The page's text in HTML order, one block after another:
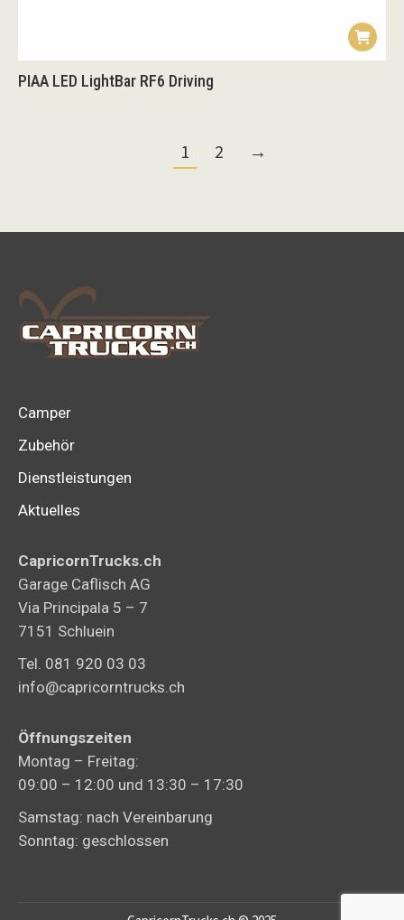
PIAA LED LightBar RF6 Driving
1 2 →
Camper
Zubehör
Dienstleistungen
Aktuelles
CapricornTrucks.ch
Garage Caflisch AG
Via Principala 5 – 7
7151 Schluein
Tel. 081 920 03 03
info@capricorntrucks.ch
Öffnungszeiten
Montag – Freitag:
09:00 – 12:00 und 13:30 – 17:30
Samstag: nach Vereinbarung
Sonntag: geschlossen